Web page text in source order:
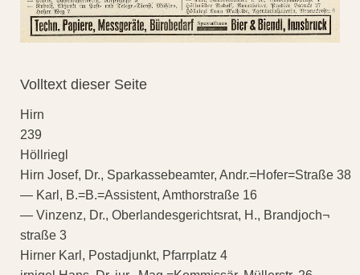
Volltext dieser Seite
Hirn
239
Höllriegl
Hirn Josef, Dr., Sparkassebeamter, Andr.=Hofer=Straße 38
— Karl, B.=B.=Assistent, Amthorstraße 16
— Vinzenz, Dr., Oberlandesgerichtsrat, H., Brandjoch¬
straße 3
Hirner Karl, Postadjunkt, Pfarrplatz 4